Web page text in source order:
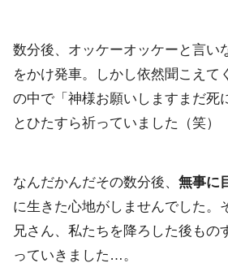
数分後、 オッケーオッケーと言い
をかけ発車。
しかし依然聞こえ
の中で「 神様お願いしますまだ死
とひたすら祈っていました（笑）
なんだかんだその数分後、 無事に
に生きた心地がしませんでした。
兄さん、 私たちを降ろした後もの
っていきました…。